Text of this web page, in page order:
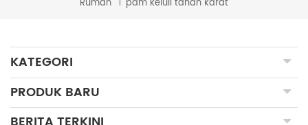
Rumah pam keluli tahan karat
KATEGORI
PRODUK BARU